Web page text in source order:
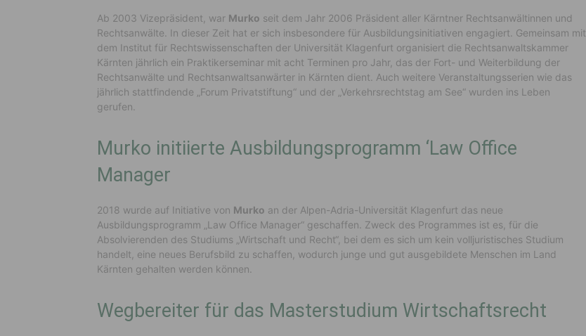
Ab 2003 Vizepräsident, war Murko seit dem Jahr 2006 Präsident aller Kärntner Rechtsanwältinnen und
Rechtsanwälte. In dieser Zeit hat er sich insbesondere für Ausbildungsinitiativen engagiert. Gemeinsam mit
dem Institut für Rechtswissenschaften der Universität Klagenfurt organisiert die Rechtsanwaltskammer
Kärnten jährlich ein Praktikerseminar mit acht Terminen pro Jahr, das der Fort- und Weiterbildung der
Rechtsanwälte und Rechtsanwaltsanwärter in Kärnten dient. Auch weitere Veranstaltungsserien wie das
jährlich stattfindende „Forum Privatstiftung“ und der „Verkehrsrechtstag am See“ wurden ins Leben
gerufen.
Murko initiierte Ausbildungsprogramm ‘Law Office
Manager
2018 wurde auf Initiative von Murko an der Alpen-Adria-Universität Klagenfurt das neue
Ausbildungsprogramm „Law Office Manager“ geschaffen. Zweck des Programmes ist es, für die
Absolvierenden des Studiums „Wirtschaft und Recht“, bei dem es sich um kein volljuristisches Studium
handelt, eine neues Berufsbild zu schaffen, wodurch junge und gut ausgebildete Menschen im Land
Kärnten gehalten werden können.
Wegbereiter für das Masterstudium Wirtschaftsrecht